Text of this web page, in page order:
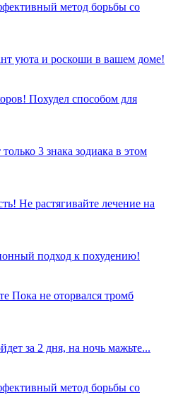
метод борьбы со
уюта и роскоши в вашем доме!
Похудел способом для
3 знака зодиака в этом
Не растягивайте лечение на
подход к похудению!
Пока не оторвался тромб
за 2 дня, на ночь мажьте...
метод борьбы со